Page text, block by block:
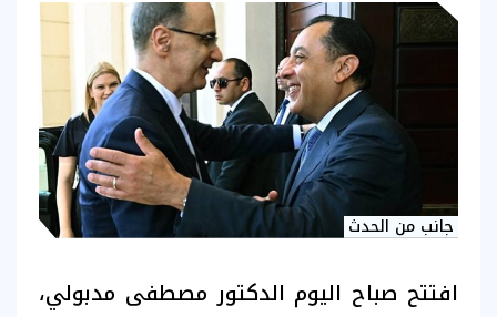
جانب من الحدث
افتتح صباح اليوم الدكتور مصطفى مدبولي،